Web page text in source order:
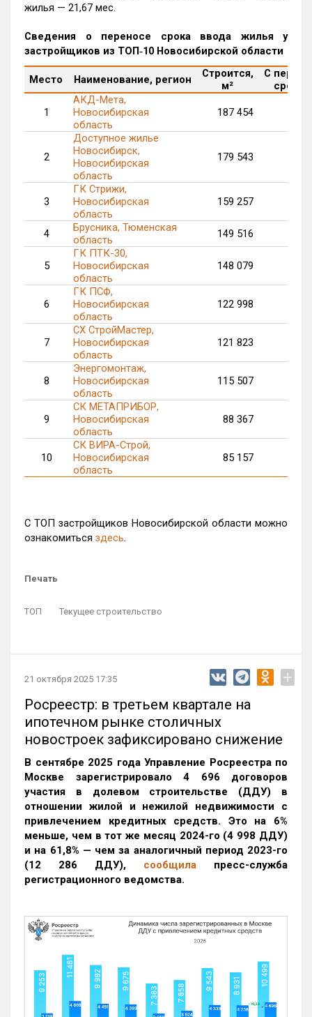
жилья — 21,67 мес.
Сведения о переносе срока ввода жилья у
застройщиков из ТОП‑10 Новосибирской области
Место Наименование, регион
Строится,
м²
С
срока,
1
АКД-Мета,
Новосибирская
область
187 454
2
Доступное жилье
Новосибирск,
Новосибирская
область
179 543
3
ГК Стрижи,
Новосибирская
область
159 257
4
Брусника, Тюменская
область
149 516
5
ГК ПТК-30,
Новосибирская
область
148 079
6
ГК ПСФ,
Новосибирская
область
122 998
7
СХ СтройМастер,
Новосибирская
область
121 823
8
Энергомонтаж,
Новосибирская
область
115 507
9
СК МЕТАПРИБОР,
Новосибирская
область
88 367
10
СК ВИРА-Строй,
Новосибирская
область
85 157
С ТОП застройщиков Новосибирской области можно
ознакомиться здесь.
Печать
ТОП Текущее строительство
21 октября 2025 17:35 +
Росреестр: в третьем квартале на
ипотечном рынке столичных
новостроек зафиксировано снижение
В сентябре 2025 года Управление Росреестра по
Москве зарегистрировало 4 696 договоров
участия в долевом строительстве (ДДУ) в
отношении жилой и нежилой недвижимости с
привлечением кредитных средств. Это на 6%
меньше, чем в тот же месяц 2024-го (4 998 ДДУ)
и на 61,8% — чем за аналогичный период 2023-го
(12 286 ДДУ), сообщила пресс-служба
регистрационного ведомства.